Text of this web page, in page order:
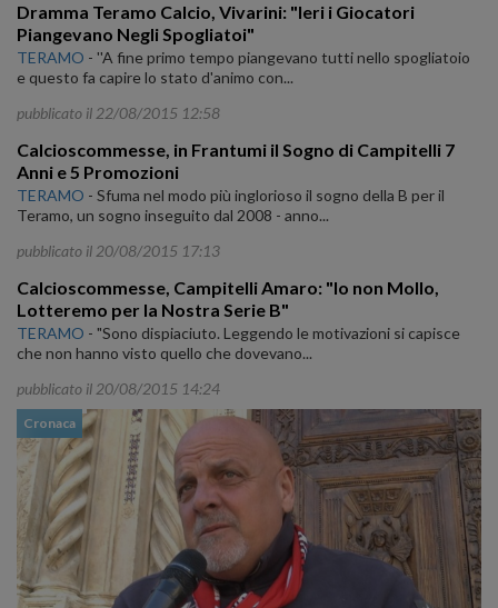
Dramma Teramo Calcio, Vivarini: "Ieri i Giocatori
Piangevano Negli Spogliatoi"
TERAMO - ''A fine primo tempo piangevano tutti nello spogliatoio
e questo fa capire lo stato d'animo con...
pubblicato il 22/08/2015 12:58
Calcioscommesse, in Frantumi il Sogno di Campitelli 7
Anni e 5 Promozioni
TERAMO - Sfuma nel modo più inglorioso il sogno della B per il
Teramo, un sogno inseguito dal 2008 - anno...
pubblicato il 20/08/2015 17:13
Calcioscommesse, Campitelli Amaro: "Io non Mollo,
Lotteremo per la Nostra Serie B"
TERAMO - "Sono dispiaciuto. Leggendo le motivazioni si capisce
che non hanno visto quello che dovevano...
pubblicato il 20/08/2015 14:24
Cronaca